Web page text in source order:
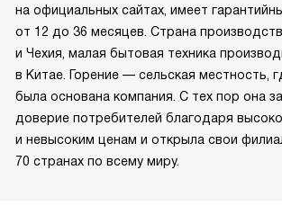
на официальных сайтах, имеет
от 12 до 36 месяцев. Страна
и Чехия, малая бытовая техника
в Китае. Горение — сельская местность,
была основана компания. С тех пор она
доверие потребителей благодаря
и невысоким ценам и открыла свои
70 странах по всему миру.